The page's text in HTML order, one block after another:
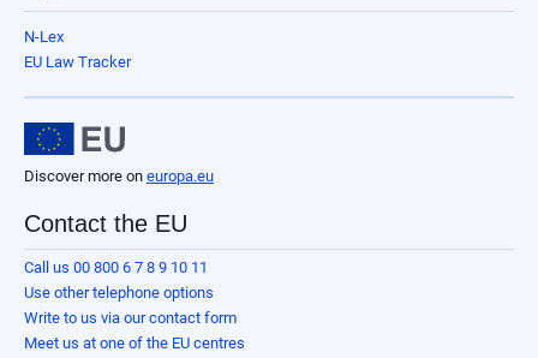
N-Lex
EU Law Tracker
Discover more on europa.eu
Contact the EU
Call us 00 800 6 7 8 9 10 11
Use other telephone options
Write to us via our contact form
Meet us at one of the EU centres